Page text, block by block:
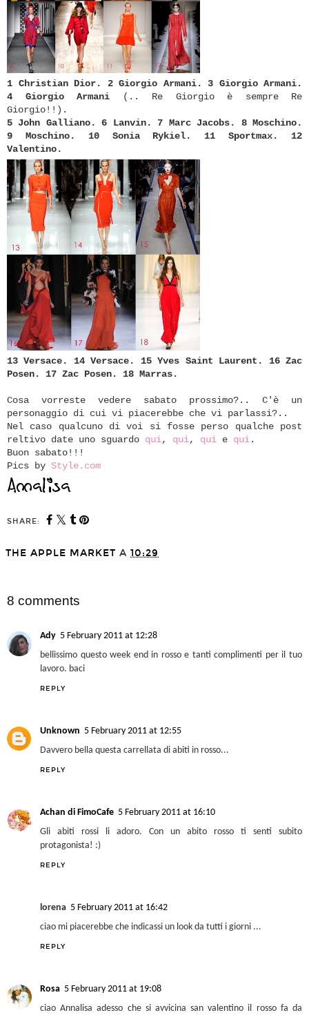
1 Christian Dior. 2 Giorgio Armani. 3 Giorgio Armani.
4 Giorgio Armani
(.. Re Giorgio è sempre Re
Giorgio!!).
5 John Galliano.6 Lanvin. 7 Marc Jacobs. 8 Moschino.
9 Moschino. 10 Sonia Rykiel. 11 Sportmax. 12
Valentino.
13 Versace. 14 Versace. 15 Yves Saint Laurent. 16 Zac
Posen. 17 Zac Posen. 18 Marras.
Cosa vorreste vedere sabato prossimo?.. C'è un
personaggio di cui vi piacerebbe che vi parlassi?..
Nel caso qualcuno di voi si fosse perso qualche post
reltivo date uno sguardo qui, qui, qui e qui.
Buon sabato!!!
Pics by Style.com
SHARE:
THE APPLE MARKET A 10:29
8 comments
Ady 5 February 2011 at 12:28
bellissimo questo week end in rosso e tanti complimenti per il tuo
lavoro. baci
REPLY
Unknown 5 February 2011 at 12:55
Davvero bella questa carrellata di abiti in rosso...
REPLY
Achan di FimoCafe 5 February 2011 at 16:10
Gli abiti rossi li adoro. Con un abito rosso ti senti subito
protagonista! :)
REPLY
lorena 5 February 2011 at 16:42
ciao mi piacerebbe che indicassi un look da tutti i giorni ...
REPLY
Rosa 5 February 2011 at 19:08
ciao Annalisa adesso che si avvicina san valentino il rosso fa da